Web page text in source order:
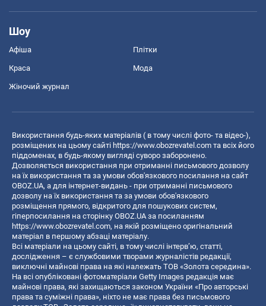
Шоу
Афіша Плітки
Краса Мода
Жіночий журнал
Використання будь-яких матеріалів ( в тому числі фото- та відео-),
розміщених на цьому сайті https://www.obozrevatel.com та всіх його
піддоменах, в будь-якому вигляді суворо заборонено.
Дозволяється використання при отриманні письмового дозволу
на їх використання та за умови обов'язкового посилання на сайт
OBOZ.UA, а для інтернет-видань - при отриманні письмового
дозволу на їх використання та за умови обов'язкового
розміщення прямого, відкритого для пошукових систем,
гіперпосилання на сторінку OBOZ.UA за посиланням
https://www.obozrevatel.com, на якій розміщено оригінальний
матеріал в першому абзаці матеріалу.
Всі матеріали на цьому сайті, в тому числі інтерв’ю, статті,
дослідження – є службовими творами журналістів редакції,
виключні майнові права на які належать ТОВ «Золота середина».
На всі опубліковані фотоматеріали Getty Images редакція має
майнові права, які захищаються законом України «Про авторські
права та суміжні права», ніхто не має права без письмового